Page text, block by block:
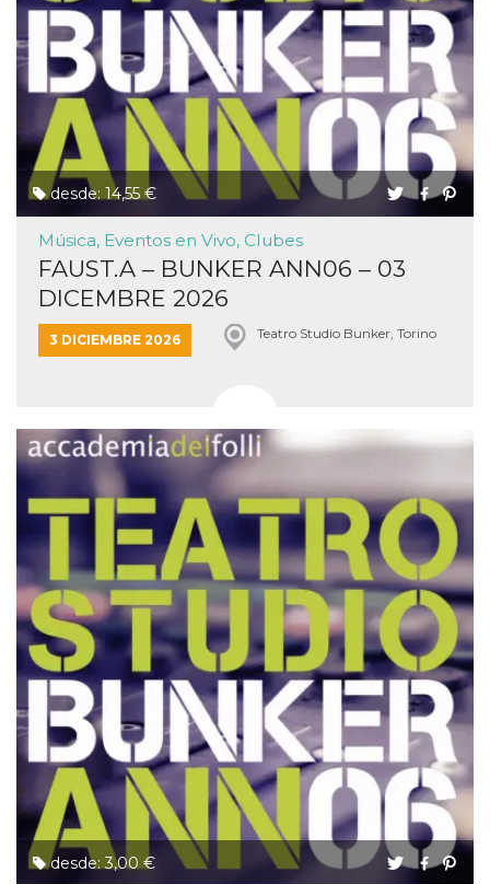
desde: 14,55 €
Música, Eventos en Vivo, Clubes
FAUST.A – BUNKER ANN06 – 03
DICEMBRE 2026
3 DICIEMBRE 2026 Teatro Studio Bunker, Torino
desde: 3,00 €